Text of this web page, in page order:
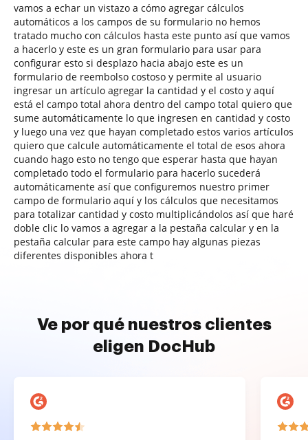
vamos a echar un vistazo a cómo agregar cálculos
automáticos a los campos de su formulario no hemos
tratado mucho con cálculos hasta este punto así que vamos
a hacerlo y este es un gran formulario para usar para
configurar esto si desplazo hacia abajo este es un
formulario de reembolso costoso y permite al usuario
ingresar un artículo agregar la cantidad y el costo y aquí
está el campo total ahora dentro del campo total quiero que
sume automáticamente lo que ingresen en cantidad y costo
y luego una vez que hayan completado estos varios artículos
quiero que calcule automáticamente el total de esos ahora
cuando hago esto no tengo que esperar hasta que hayan
completado todo el formulario para hacerlo sucederá
automáticamente así que configuremos nuestro primer
campo de formulario aquí y los cálculos que necesitamos
para totalizar cantidad y costo multiplicándolos así que haré
doble clic lo vamos a agregar a la pestaña calcular y en la
pestaña calcular para este campo hay algunas piezas
diferentes disponibles ahora t
Ve por qué nuestros clientes
eligen DocHub